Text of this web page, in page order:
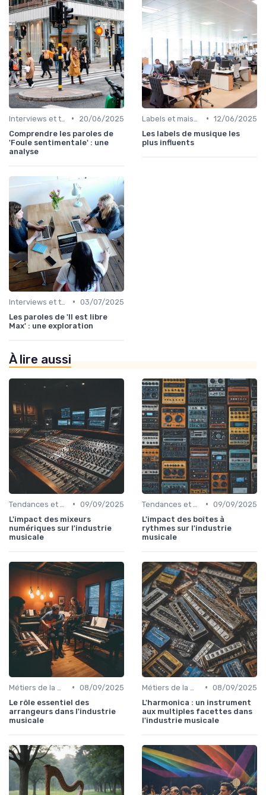
•
20/06/2025
Comprendre les paroles de
'Foule sentimentale' : une
analyse
• 12/06/2025
Les labels de musique les
plus influents
• 03/07/2025
Les paroles de 'Il est libre
Max' : une exploration
À lire aussi
• 09/09/2025
L'impact des mixeurs
numériques sur l'industrie
musicale
• 09/09/2025
L'impact des boîtes à
rythmes sur l'industrie
musicale
• 08/09/2025
Le rôle essentiel des
arrangeurs dans l'industrie
musicale
• 08/09/2025
L'harmonica : un instrument
aux multiples facettes dans
l'industrie musicale